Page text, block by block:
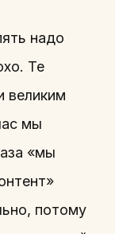
надо
Те
великим
мы
«мы
потому